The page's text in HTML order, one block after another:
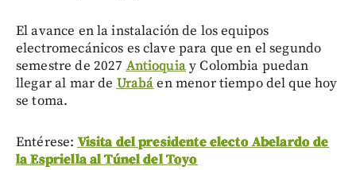
El avance en la instalación de los equipos
electromecánicos es clave para que en el segundo
semestre de 2027Antioquiay Colombia puedan
llegar al mar deUrabáen menor tiempo del que hoy
se toma.
Entérese:Visita del presidente electo Abelardo de
la Espriella al Túnel del Toyo